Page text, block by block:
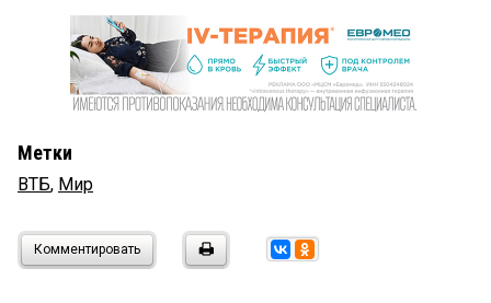
Метки
ВТБ, Мир
Комментировать